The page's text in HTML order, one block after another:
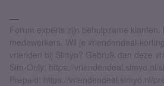
Forum experts zijn behulpzame
medewerkers. Wil je vriendendeal-
vrienden bij Simyo? Gebruik dan deze
Sim-Only: https://vriendendeal.simyo.nl/
Prepaid: https://vriendendeal.simyo.nl/